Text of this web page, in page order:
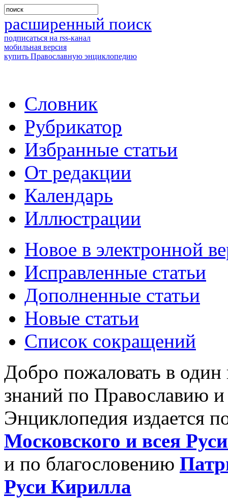
расширенный поиск
подписаться на rss-канал
мобильная версия
купить Православную энциклопедию
Словник
Рубрикатор
Избранные статьи
От редакции
Календарь
Иллюстрации
Новое в электронной
Исправленные статьи
Дополненные статьи
Новые статьи
Список сокращений
Добро пожаловать в
знаний по Православию
Энциклопедия издается
Московского и всея
и по благословению
Руси Кирилла